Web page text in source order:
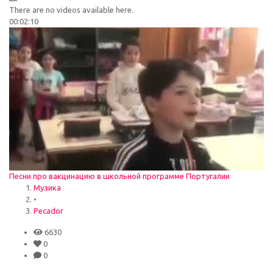
There are no videos available here.
00:02:10
Песни про вакцинацию в школьной программе Португалии
Музика
•
Pecador
6630
0
0